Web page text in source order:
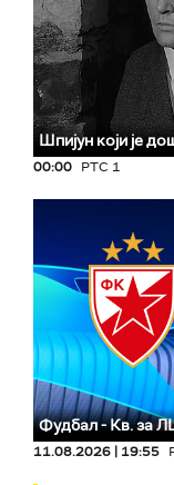
Шпијун који је
00:00 РТС 1
Фудбал - Кв. за
11.08.2026 | 19:55